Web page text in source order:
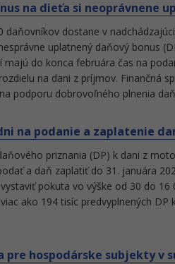
na dieťa si neoprávnene
daňovníkov dostane v
uplatnený daňový bonus
majú do konca februára čas na
na dani z príjmov. Finančná
podporu dobrovoľného plnenia
na podanie a zaplatenie
priznania (DP) k dani z
a daň zaplatiť do 31. januára
pokuta vo výške od 30 do 16
ako 194 tisíc predvyplnených
pre hospodárske subjekty v